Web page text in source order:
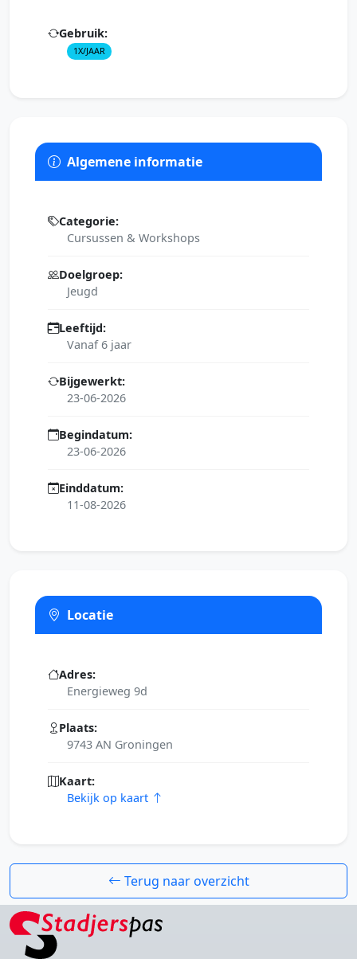
Gebruik:
1X/JAAR
Algemene informatie
Categorie:
Cursussen & Workshops
Doelgroep:
Jeugd
Leeftijd:
Vanaf 6 jaar
Bijgewerkt:
23-06-2026
Begindatum:
23-06-2026
Einddatum:
11-08-2026
Locatie
Adres:
Energieweg 9d
Plaats:
9743 AN Groningen
Kaart:
Bekijk op kaart
Terug naar overzicht